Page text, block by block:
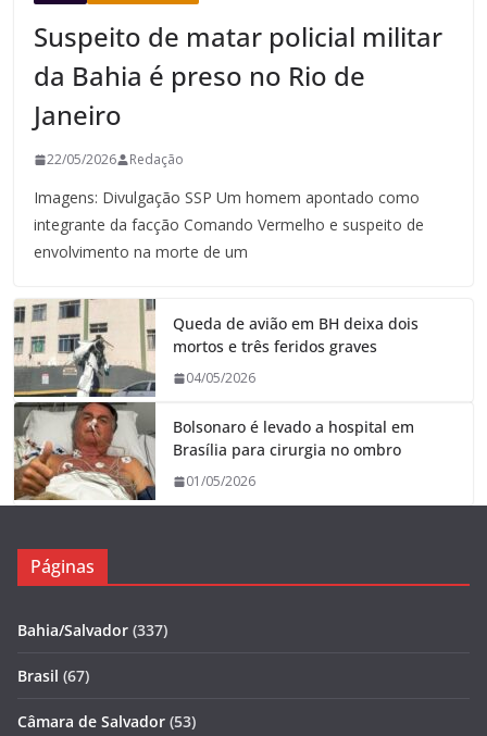
Suspeito de matar policial militar
da Bahia é preso no Rio de
Janeiro
22/05/2026 Redação
Imagens: Divulgação SSP Um homem apontado como
integrante da facção Comando Vermelho e suspeito de
envolvimento na morte de um
Queda de avião em BH deixa dois
mortos e três feridos graves
04/05/2026
Bolsonaro é levado a hospital em
Brasília para cirurgia no ombro
01/05/2026
Páginas
Bahia/Salvador (337)
Brasil (67)
Câmara de Salvador (53)